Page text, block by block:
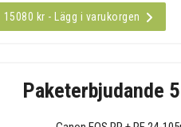
15080 kr - Lägg i varukorgen
Paketerbjudande 5